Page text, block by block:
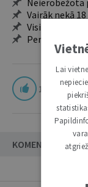
Neierobežota
Vairāk nekā
Visi
11
KOMENTĀRI
Lai